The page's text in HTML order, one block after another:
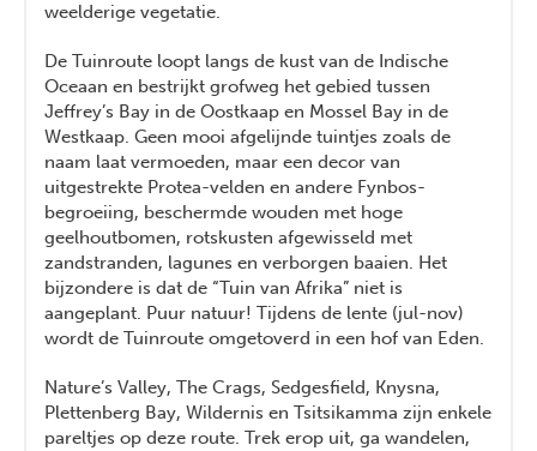
weelderige vegetatie.
De Tuinroute loopt langs de kust van de Indische
Oceaan en bestrijkt grofweg het gebied tussen
Jeffrey’s Bay in de Oostkaap en Mossel Bay in de
Westkaap. Geen mooi afgelijnde tuintjes zoals de
naam laat vermoeden, maar een decor van
uitgestrekte Protea-velden en andere Fynbos-
begroeiing, beschermde wouden met hoge
geelhoutbomen, rotskusten afgewisseld met
zandstranden, lagunes en verborgen baaien. Het
bijzondere is dat de “Tuin van Afrika” niet is
aangeplant. Puur natuur! Tijdens de lente (jul-nov)
wordt de Tuinroute omgetoverd in een hof van Eden.
Nature’s Valley, The Crags, Sedgesfield, Knysna,
Plettenberg Bay, Wildernis en Tsitsikamma zijn enkele
pareltjes op deze route. Trek erop uit, ga wandelen,